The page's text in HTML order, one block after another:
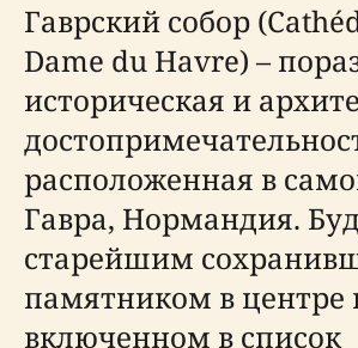
Гаврский собор
Dame du Havre) –
историческая и
расположенная в
Гавра, Нормандия.
старейшим
памятником в центре
включенном в список